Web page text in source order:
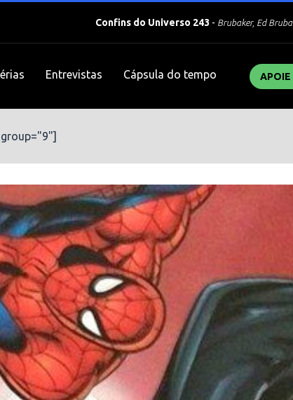
Confins do Universo 243 - Brubaker, Ed
Entrevistas Cápsula do tempo APOIE